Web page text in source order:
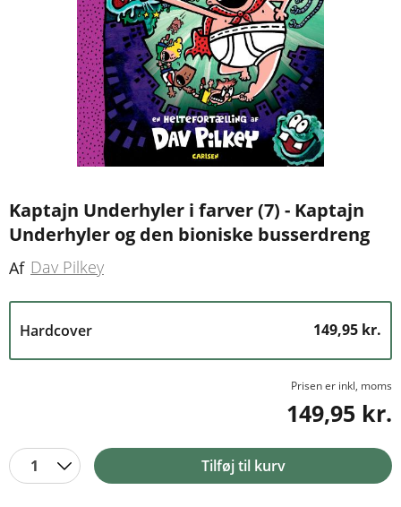
Kaptajn Underhyler i farver (7) - Kaptajn
Underhyler og den bioniske busserdreng
Af Dav Pilkey
Hardcover 149,95 kr.
Prisen er inkl, moms
149,95 kr.
1 Tilføj til kurv